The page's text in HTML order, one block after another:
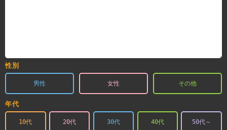
性別
男性 女性 その他
年代
10代 20代 30代 40代 50代～